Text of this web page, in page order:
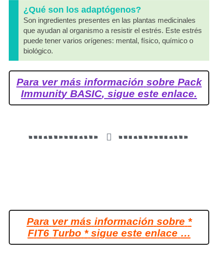
¿Qué son los adaptógenos?
Son ingredientes presentes en las plantas medicinales
que ayudan al organismo a resistir el estrés. Este estrés
puede tener varios orígenes: mental, físico, químico o
biológico.
Para ver más información sobre Pack
Immunity BASIC, sigue este enlace.
Para ver más información sobre *
FIT6 Turbo * sigue este enlace …